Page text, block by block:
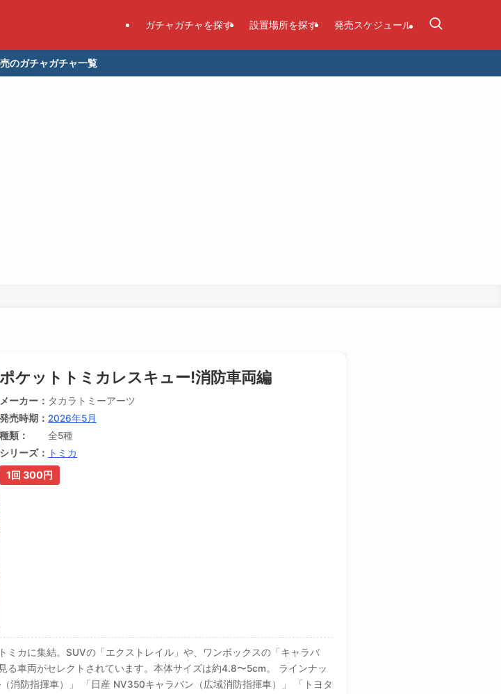
ガチャガチャを探す 設置場所を探す 発売スケジュール
のガチャガチャ一覧
ポケットトミカレスキュー!消防車両編
メーカー
タカラトミーアーツ
発売時期
2026年5月
種類
全5種
シリーズ
トミカ
1回 300円
カに集結。SUVの「エクストレイル」や、ワンボックスの「キャラバ
る車両がセレクトされています。本体サイズは約4.8〜5cm。 ラインナッ
消防指揮車）」 「日産 NV350キャラバン（広域消防指揮車）」 「トヨタ